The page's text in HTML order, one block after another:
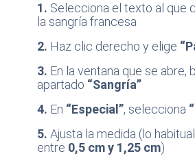
1. Selecciona el texto al que
la sangría francesa
2. Haz clic derecho y elige
3. En la ventana que se abre,
apartado “Sangría”
4. En “Especial”, selecciona
5. Ajusta la medida (lo
entre 0,5 cm y 1,25 cm)